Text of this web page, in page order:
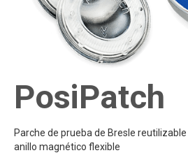
PosiPatch
Parche de prueba de Bresle
anillo magnético flexible